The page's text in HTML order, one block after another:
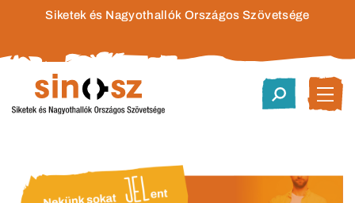
Siketek és Nagyothallók Országos Szövetsége